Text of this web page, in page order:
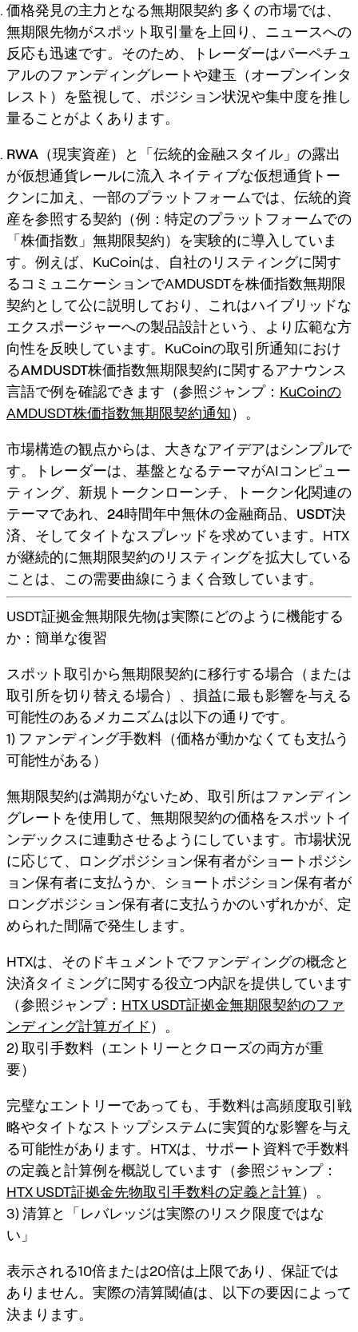
価格発見の主力となる無期限契約 多くの市場では、
無期限先物がスポット取引量を上回り、ニュースへの
反応も迅速です。そのため、トレーダーはパーペチュ
アルのファンディングレートや建玉（オープンインタ
レスト）を監視して、ポジション状況や集中度を推し
量ることがよくあります。
RWA（現実資産）と「伝統的金融スタイル」の露出
が仮想通貨レールに流入 ネイティブな仮想通貨トー
クンに加え、一部のプラットフォームでは、伝統的資
産を参照する契約（例：特定のプラットフォームでの
「株価指数」無期限契約）を実験的に導入していま
す。例えば、KuCoinは、自社のリスティングに関す
るコミュニケーションでAMDUSDTを株価指数無期限
契約として公に説明しており、これはハイブリッドな
エクスポージャーへの製品設計という、より広範な方
向性を反映しています。KuCoinの取引所通知におけ
るAMDUSDT株価指数無期限契約に関するアナウンス
言語で例を確認できます（参照ジャンプ： KuCoinの
AMDUSDT株価指数無期限契約通知）。
市場構造の観点からは、大きなアイデアはシンプルで
す。トレーダーは、基盤となるテーマがAIコンピュー
ティング、新規トークンローンチ、トークン化関連の
テーマであれ、 24時間年中無休の金融商品、 USDT決
済、そしてタイトなスプレッドを求めています。HTX
が継続的に無期限契約のリスティングを拡大している
ことは、この需要曲線にうまく合致しています。
USDT証拠金無期限先物は実際にどのように機能する
か：簡単な復習
スポット取引から無期限契約に移行する場合（または
取引所を切り替える場合）、損益に最も影響を与える
可能性のあるメカニズムは以下の通りです。
1) ファンディング手数料（価格が動かなくても支払う
可能性がある）
無期限契約は満期がないため、取引所はファンディン
グレート を使用して、無期限契約の価格をスポットイ
ンデックスに連動させるようにしています。市場状況
に応じて、
ロングポジション保有者がショートポジシ
ョン保有者に支払うか、 ショートポジション保有者が
ロングポジション保有者に支払うかのいずれかが、定
められた間隔で発生します。
HTXは、そのドキュメントでファンディングの概念と
決済タイミングに関する役立つ内訳を提供しています
（参照ジャンプ： HTX USDT証拠金無期限契約のファ
ンディング計算ガイド ）。
2) 取引手数料（エントリーとクローズの両方が重
要）
完璧なエントリーであっても、手数料は高頻度取引戦
略やタイトなストップシステムに実質的な影響を与え
る可能性があります。HTXは、サポート資料で手数料
の定義と計算例を概説しています（参照ジャンプ：
HTX USDT証拠金先物取引手数料の定義と計算）。
3) 清算と「レバレッジは実際のリスク限度ではな
い」
表示される10倍または20倍は上限であり、保証では
ありません。実際の清算閾値は、以下の要因によって
決まります。